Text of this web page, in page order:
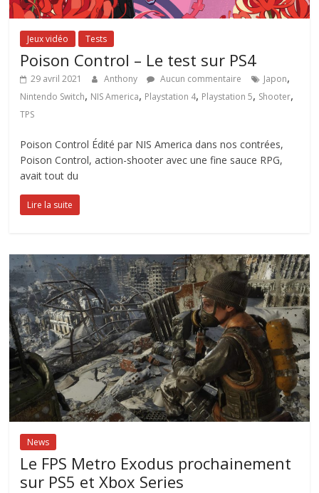
Jeux vidéo Tests
Poison Control – Le test sur PS4
29 avril 2021 Anthony Aucun commentaire Japon,
Nintendo Switch, NIS America, Playstation 4, Playstation 5, Shooter,
TPS
Poison Control Édité par NIS America dans nos contrées,
Poison Control, action-shooter avec une fine sauce RPG,
avait tout du
Lire la suite
News
Le FPS Metro Exodus prochainement
sur PS5 et Xbox Series